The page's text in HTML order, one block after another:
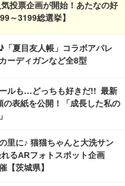
投票企画が開始！あたなの好
～3199総選挙】
「夏目友人帳」コラボアパレ
ーディガンなど全8型
ルも…どっちも好きだ!! 最新
表紙を公開！「成長した私の
里に♪ 猫猫ちゃんと大洗サン
るARフォトスポット企画
【茨城県】